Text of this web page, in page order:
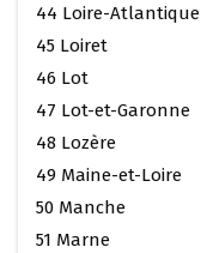
44 Loire-Atlantique
45 Loiret
46 Lot
47 Lot-et-Garonne
48 Lozère
49 Maine-et-Loire
50 Manche
51 Marne